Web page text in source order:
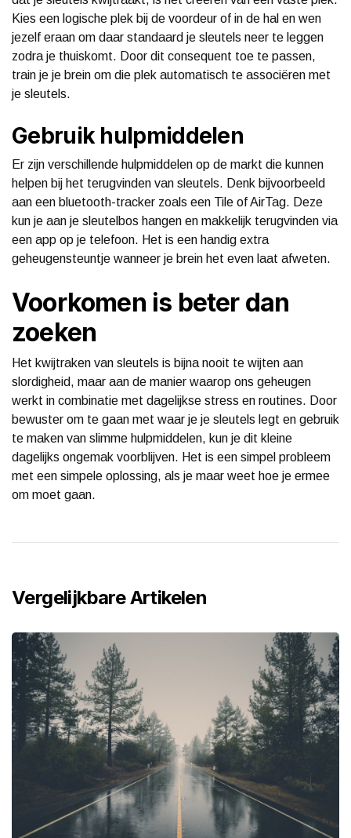
Kies een logische plek bij de voordeur of in de hal en wen
jezelf eraan om daar standaard je sleutels neer te leggen
zodra je thuiskomt. Door dit consequent toe te passen,
train je je brein om die plek automatisch te associëren met
je sleutels.
Gebruik hulpmiddelen
Er zijn verschillende hulpmiddelen op de markt die kunnen
helpen bij het terugvinden van sleutels. Denk bijvoorbeeld
aan een bluetooth-tracker zoals een Tile of AirTag. Deze
kun je aan je sleutelbos hangen en makkelijk terugvinden via
een app op je telefoon. Het is een handig extra
geheugensteuntje wanneer je brein het even laat afweten.
Voorkomen is beter dan
zoeken
Het kwijtraken van sleutels is bijna nooit te wijten aan
slordigheid, maar aan de manier waarop ons geheugen
werkt in combinatie met dagelijkse stress en routines. Door
bewuster om te gaan met waar je je sleutels legt en gebruik
te maken van slimme hulpmiddelen, kun je dit kleine
dagelijks ongemak voorblijven. Het is een simpel probleem
met een simpele oplossing, als je maar weet hoe je ermee
om moet gaan.
Vergelijkbare Artikelen